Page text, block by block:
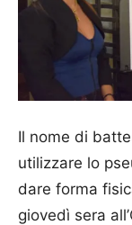
Il nome di
utilizzare lo
dare forma
giovedì sera